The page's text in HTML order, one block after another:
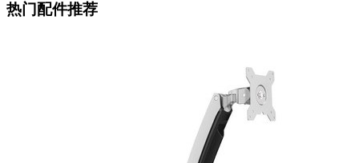
热门配件推荐